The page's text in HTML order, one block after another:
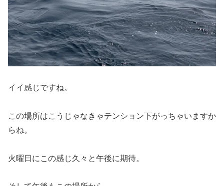
イイ感じですね。
この場所はこうじゃなきゃテンション下がっちゃいますか
らね。
火曜日にこの感じ久々と午後に期待。